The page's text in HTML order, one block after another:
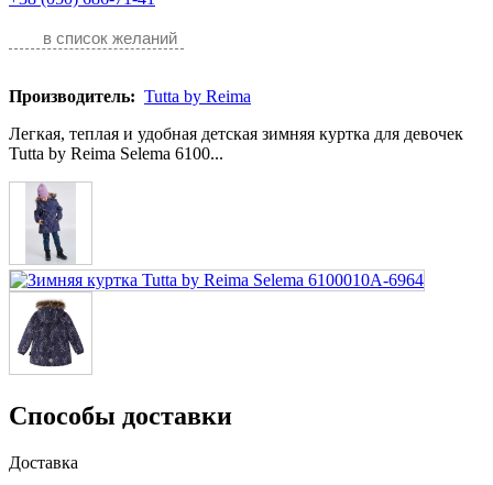
в список желаний
Производитель: Tutta by Reima
Легкая, теплая и удобная детская зимняя куртка для девочек
Tutta by Reima Selema 6100...
Способы доставки
Доставка